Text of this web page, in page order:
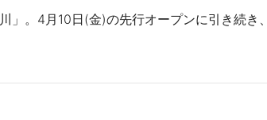
」。 4月10日(金)の先行オープンに引き続き、